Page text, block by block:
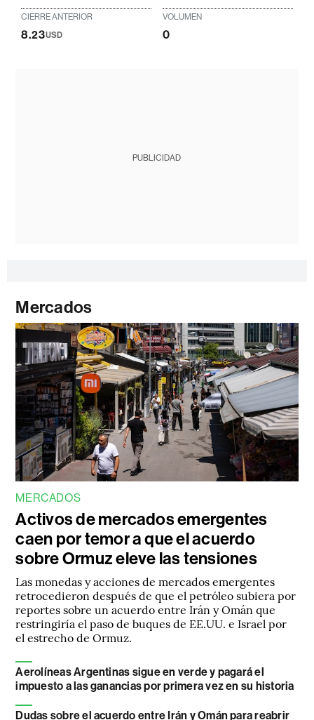
CIERRE ANTERIOR
8.23USD
VOLUMEN
0
PUBLICIDAD
Mercados
MERCADOS
Activos de mercados emergentes
caen por temor a que el acuerdo
sobre Ormuz eleve las tensiones
Las monedas y acciones de mercados emergentes
retrocedieron después de que el petróleo subiera por
reportes sobre un acuerdo entre Irán y Omán que
restringiría el paso de buques de EE.UU. e Israel por
el estrecho de Ormuz.
Aerolíneas Argentinas sigue en verde y pagará el
impuesto a las ganancias por primera vez en su historia
Dudas sobre el acuerdo entre Irán y Omán para reabrir